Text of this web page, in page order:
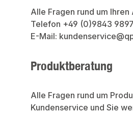
Alle Fragen rund um
Telefon +49 (0)9843
E-Mail:
Produktberatung
Alle Fragen rund um
Kundenservice und Sie